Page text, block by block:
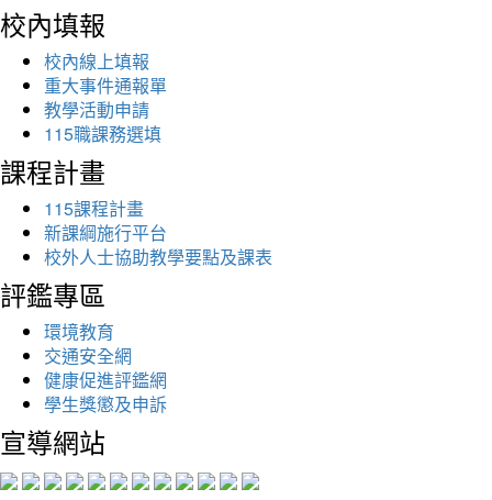
校內填報
校內線上填報
重大事件通報單
教學活動申請
115職課務選填
課程計畫
115課程計畫
新課綱施行平台
校外人士協助教學要點及課表
評鑑專區
環境教育
交通安全網
健康促進評鑑網
學生獎懲及申訴
宣導網站